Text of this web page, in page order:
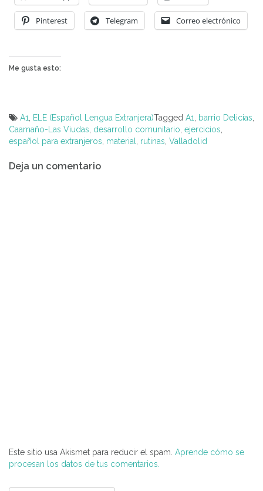
Pinterest Telegram Correo electrónico
Me gusta esto:
A1 ELE (Español Lengua Extranjera)Tagged A1 barrio Delicias
Caamaño-Las Viudas desarrollo comunitario ejercicios
español para extranjeros material rutinas Valladolid
de
Deja un comentario
Este sitio usa Akismet para reducir el spam. Aprende cómo se
procesan los datos de tus comentarios.